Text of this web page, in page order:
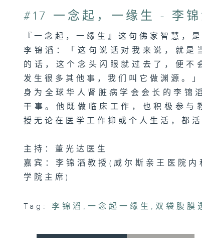
24
minutes,
seconds
Volume
#17 一念起，一缘生 - 李锦
『一念起，一缘生』这句佛家智慧，
李锦滔：「这句说话对我来说，就是
的话，这个念头闪眼就过去了，便不
发生很多其他事，我们叫它做渊源。」
身为全球华人肾脏病学会会长的李锦
干事。他既做临床工作，也积极参与
授无论在医学工作抑或个人生活，都
主持：董光达医生
嘉宾：李锦滔教授(威尔斯亲王医院
学院主席)
Tag: 李锦滔 , 一念起一缘生 , 双袋腹膜